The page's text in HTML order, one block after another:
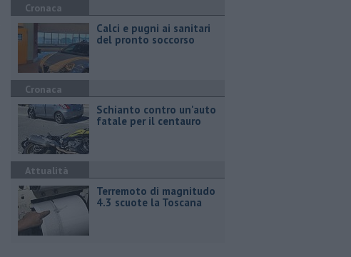
Cronaca
Calci e pugni ai sanitari
del pronto soccorso
Cronaca
Schianto contro un'auto
fatale per il centauro
Attualità
Terremoto di magnitudo
4.3 scuote la Toscana